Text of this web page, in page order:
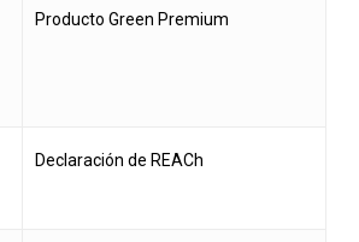
Producto Green Premium
Declaración de REACh